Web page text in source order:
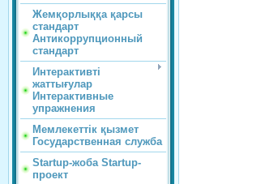
Жемқорлыққа қарсы
стандарт
Антикоррупционный
стандарт
Интерактивті
жаттығулар
Интерактивные
упражнения
Мемлекеттік қызмет
Государственная служба
Startup-жоба Startup-
проект